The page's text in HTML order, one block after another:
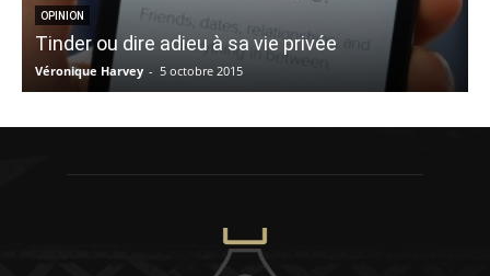
OPINION
Tinder ou dire adieu à sa vie privée
Véronique Harvey - 5 octobre 2015